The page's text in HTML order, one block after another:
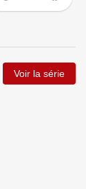
Voir la série